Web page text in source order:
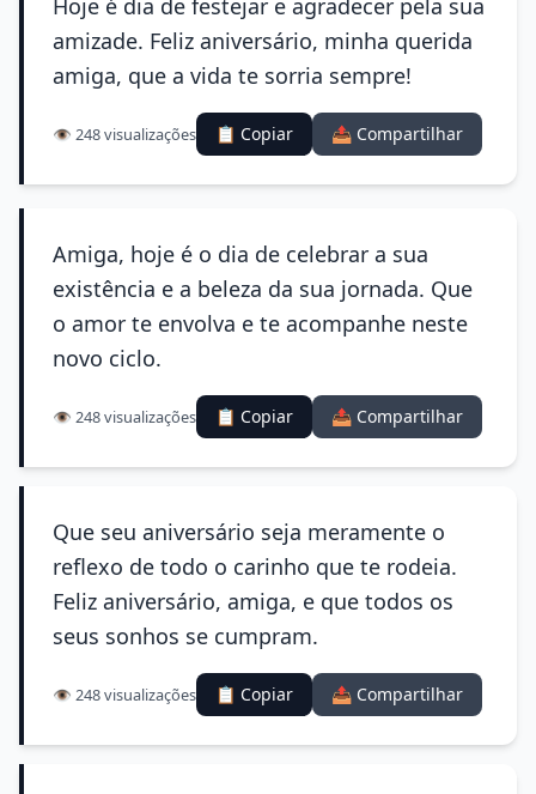
Hoje é dia de festejar e agradecer pela sua
amizade. Feliz aniversário, minha querida
amiga, que a vida te sorria sempre!
👁️ 248 visualizações 📋 Copiar 📤 Compartilhar
Amiga, hoje é o dia de celebrar a sua
existência e a beleza da sua jornada. Que
o amor te envolva e te acompanhe neste
novo ciclo.
👁️ 248 visualizações 📋 Copiar 📤 Compartilhar
Que seu aniversário seja meramente o
reflexo de todo o carinho que te rodeia.
Feliz aniversário, amiga, e que todos os
seus sonhos se cumpram.
👁️ 248 visualizações 📋 Copiar 📤 Compartilhar